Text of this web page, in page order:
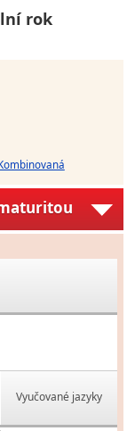
rok
Vyučované jazyky